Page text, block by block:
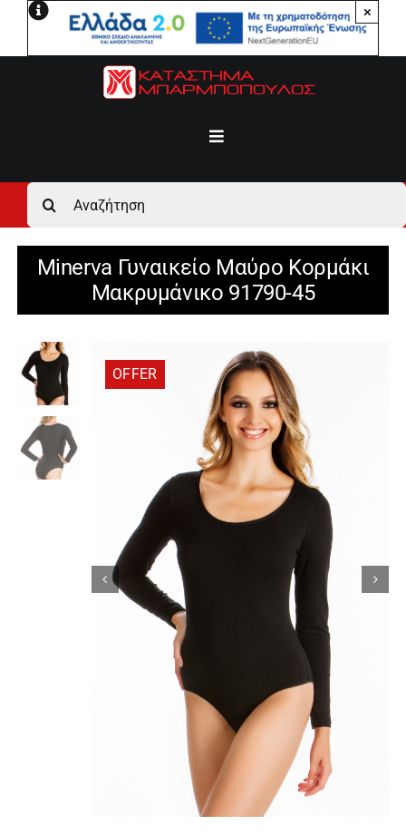
Μετάβαση
×
Toggle
Αρχική
Ανδρικά
Γυναικεία
Αγόρι
Κορίτσι
Εσώρουχα
Είδη Παρέλασης
Σχετικά με εμάς
Αναζήτηση
για:
Minerva Γυναικείο Μαύρο Κορμάκι
Μακρυμάνικο 91790-45
OFFER